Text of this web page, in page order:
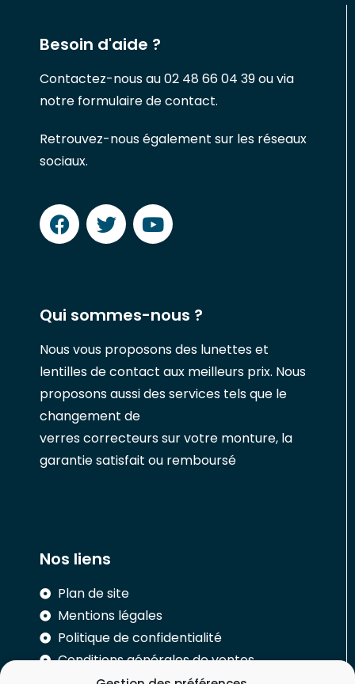
Besoin d'aide ?
Contactez-nous au 02 48 66 04 39 ou via
notre formulaire de contact.
Retrouvez-nous également sur les réseaux
sociaux.
Qui sommes-nous ?
Nous vous proposons des lunettes et
lentilles de contact aux meilleurs prix. Nous
proposons aussi des services tels que le
changement de
verres correcteurs sur votre monture, la
garantie satisfait ou remboursé
Nos liens
Plan de site
Mentions légales
Politique de confidentialité
Conditions générales de ventes